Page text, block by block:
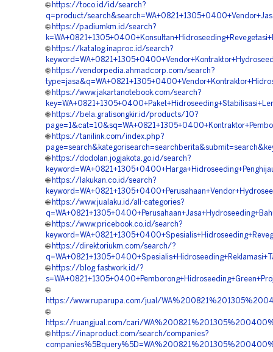
🌐 https://toco.id/id/search?
q=product/
🌐 https://padiumkm.id/search?
🌐 https://katalog.inaproc.id/search?
🌐 https://vendorpedia.ahmadcorp.com/search?
🌐 https://www.jakartanotebook.com/search?
🌐 https://bela.gratisongkir.id/products/10?
🌐 https://tanilink.com/index.php?
🌐 https://dodolan.jogjakota.go.id/search?
🌐 https://lakukan.co.id/search?
🌐 https://www.jualaku.id/all-categories?
🌐 https://www.pricebook.co.id/search?
🌐 https://direktoriukm.com/search/?
🌐 https://blog.fastwork.id/?
🌐
https://www.ruparupa.com/jual/
🌐
https://ruangjual.com/cari/
🌐 https://inaproduct.com/search/companies?